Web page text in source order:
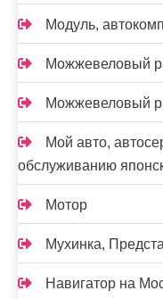
Модуль,
Можжевеловый
Можжевеловый
Мой авто,
обслуживанию
Мотор
Мухинка,
Навигатор на